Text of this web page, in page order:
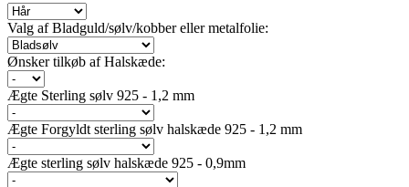
Valg af Bladguld/sølv/kobber eller metalfolie:
Ønsker tilkøb af Halskæde:
Ægte Sterling sølv 925 - 1,2 mm
Ægte Forgyldt sterling sølv halskæde 925 - 1,2 mm
Ægte sterling sølv halskæde 925 - 0,9mm